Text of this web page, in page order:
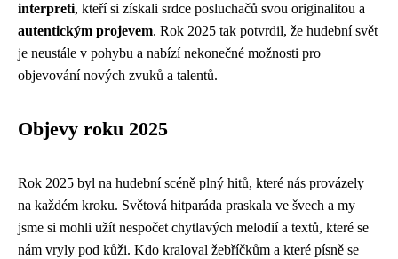
interpreti, kteří si získali srdce posluchačů svou originalitou a
autentickým projevem. Rok 2025 tak potvrdil, že hudební svět
je neustále v pohybu a nabízí nekonečné možnosti pro
objevování nových zvuků a talentů.
Objevy roku 2025
Rok 2025 byl na hudební scéně plný hitů, které nás provázely
na každém kroku. Světová hitparáda praskala ve švech a my
jsme si mohli užít nespočet chytlavých melodií a textů, které se
nám vryly pod kůži. Kdo kraloval žebříčkům a které písně se